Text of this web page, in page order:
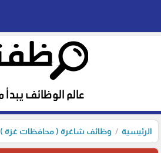
الرئيسية وظائف شاغرة ( محافظات غزة )